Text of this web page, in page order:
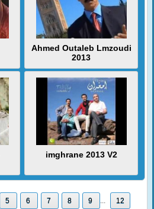
Ahmed Outaleb Lmzoudi
2013
imghrane 2013 V2
5 6 7 8 9 12